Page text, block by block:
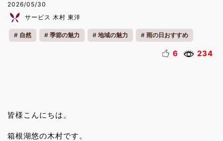
2026/05/30
サービス 木村 東洋
自然 季節の魅力 地域の魅力 雨の日おすすめ
6 234
皆様こんにちは。
箱根湖悠の木村です。